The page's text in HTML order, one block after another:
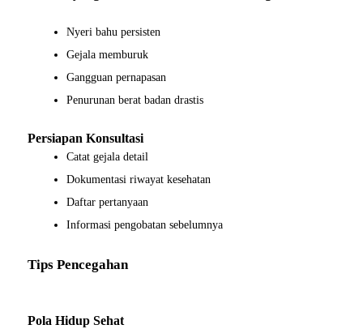
Nyeri bahu persisten
Gejala memburuk
Gangguan pernapasan
Penurunan berat badan drastis
Persiapan Konsultasi
Catat gejala detail
Dokumentasi riwayat kesehatan
Daftar pertanyaan
Informasi pengobatan sebelumnya
Tips Pencegahan
Pola Hidup Sehat